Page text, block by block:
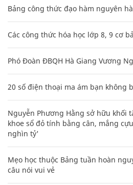
Bảng công thức đạo hàm nguyên
Các công thức hóa học lớp 8, 9 cơ
Phó Đoàn ĐBQH Hà Giang Vương
20 số điện thoại ma ám bạn không
Nguyễn Phương Hằng sở hữu khối
khoe sổ đỏ tính bằng cân, mắng
nghìn tỷ'
Mẹo học thuộc Bảng tuần hoàn
câu nói vui vẻ